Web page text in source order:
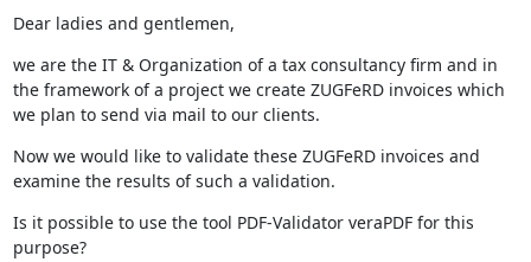
Dear ladies and gentlemen,
we are the IT & Organization of a tax consultancy firm and in
the framework of a project we create ZUGFeRD invoices which
we plan to send via mail to our clients.
Now we would like to validate these ZUGFeRD invoices and
examine the results of such a validation.
Is it possible to use the tool PDF-Validator veraPDF for this
purpose?